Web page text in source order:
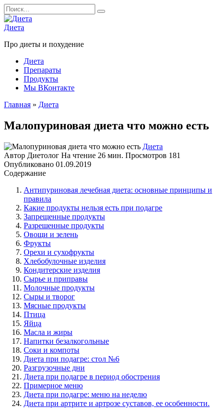
Перейти
к
содержанию
Search
for:
Диета
Про диеты и похудение
Диета
Препараты
Продукты
Мы ВКонтакте
Главная » Диета
Малопуриновая диета что можно есть
Диета
Автор Диетолог На чтение 26 мин. Просмотров 181
Опубликовано 01.09.2019
Содержание
Антипуриновая лечебная диета: основные принципы и
правила
Какие продукты нельзя есть при подагре
Запрещенные продукты
Разрешенные продукты
Овощи и зелень
Фрукты
Орехи и сухофрукты
Хлебобулочные изделия
Кондитерские изделия
Сырье и приправы
Молочные продукты
Сыры и творог
Мясные продукты
Птица
Яйца
Масла и жиры
Напитки безалкогольные
Соки и компоты
Диета при подагре: стол №6
Разгрузочные дни
Диета при подагре в период обострения
Примерное меню
Диета при подагре: меню на неделю
Диета при артрите и артрозе суставов, ее особенности.